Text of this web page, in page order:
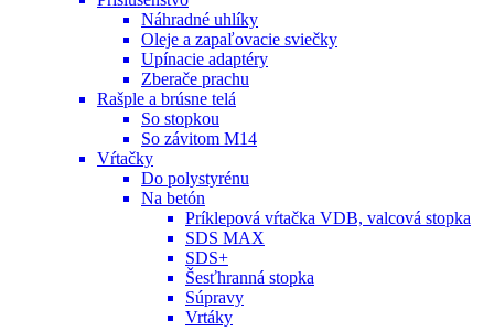
Náhradné uhlíky
Oleje a zapaľovacie sviečky
Upínacie adaptéry
Zberače prachu
Rašple a brúsne telá
So stopkou
So závitom M14
Vŕtačky
Do polystyrénu
Na betón
Príklepová vŕtačka VDB, valcová stopka
SDS MAX
SDS+
Šesťhranná stopka
Súpravy
Vrtáky